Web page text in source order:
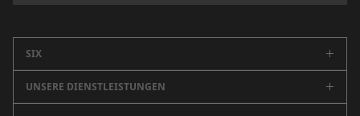
SIX
Unternehmen
UNSERE DIENSTLEISTUNGEN